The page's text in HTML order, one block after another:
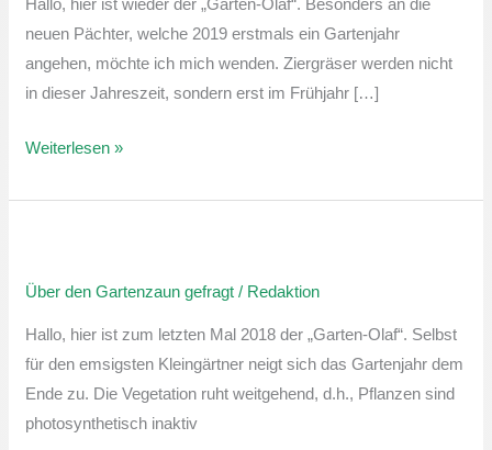
Hallo, hier ist wieder der „Garten-Olaf“. Besonders an die
neuen Pächter, welche 2019 erstmals ein Gartenjahr
angehen, möchte ich mich wenden. Ziergräser werden nicht
in dieser Jahreszeit, sondern erst im Frühjahr […]
Ziergräser
verschneiden
und
pflanzen
Weiterlesen »
Über den Gartenzaun gefragt / Redaktion
Hallo, hier ist zum letzten Mal 2018 der „Garten-Olaf“. Selbst
für den emsigsten Kleingärtner neigt sich das Gartenjahr dem
Ende zu. Die Vegetation ruht weitgehend, d.h., Pflanzen sind
photosynthetisch inaktiv
Gartenzaun
gefragt:
Gehölze
auf
den